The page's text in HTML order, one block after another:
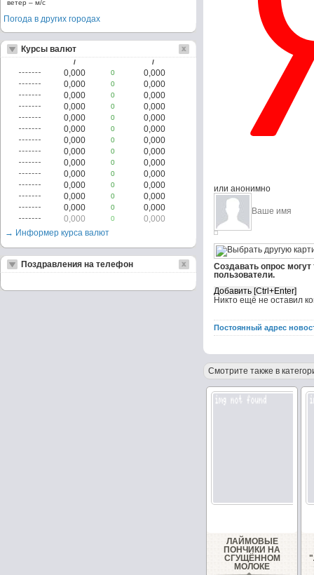
или анонимно
Создавать опрос
пользователи.
Никто ещё не оставил
Постоянный адрес
Смотрите также в
ЛАЙМОВЫЕ
ПОНЧИКИ НА
СГУЩЁННОМ
МОЛОКЕ
ветер – м/c
Погода в других городах
Курсы валют
/ /
0,000 0
0,000
0,000
0
0,000
0,000
0
0,000
0,000
0
0,000
0,000
0
0,000
0,000
0
0,000
0,000
0
0,000
0,000
0
0,000
0,000
0
0,000
0,000
0
0,000
0,000
0
0,000
0,000
0
0,000
0,000
0
0,000
0,000
0
0,000
→ Информер курса валют
Поздравления на телефон